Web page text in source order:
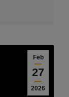
Feb
27
2026